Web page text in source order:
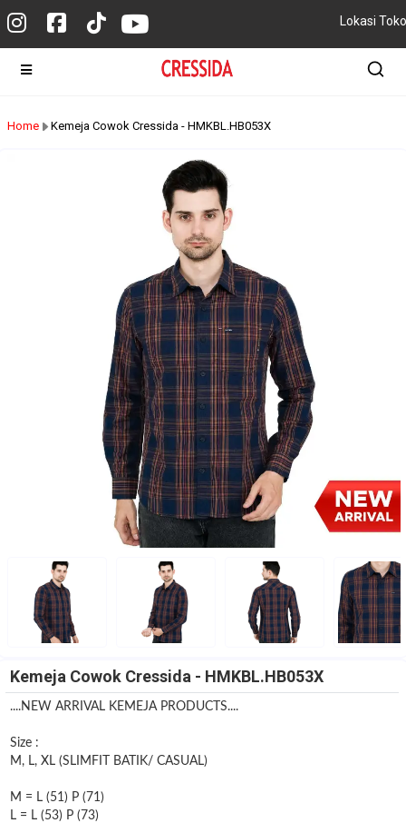
Lokasi Toko
Home Kemeja Cowok Cressida - HMKBL.HB053X
Kemeja Cowok Cressida - HMKBL.HB053X
....NEW ARRIVAL KEMEJA PRODUCTS....
Size :
M, L, XL (SLIMFIT BATIK/ CASUAL)
M = L (51) P (71)
L = L (53) P (73)